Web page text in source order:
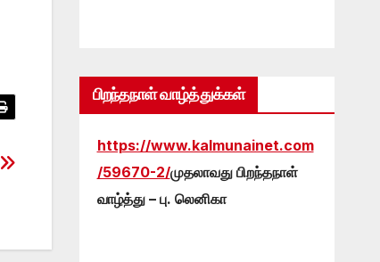
பிறந்தநாள் வாழ்த்துக்கள்
https://www.kalmunainet.com
/59670-2/முதலாவது பிறந்தநாள்
வாழ்த்து – பு. லெனிகா